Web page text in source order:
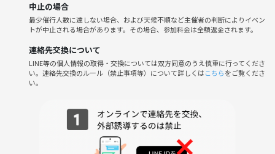
⚠️注意事項
・宗教、ネットワークビジネス、営業・勧誘目的での参加は固くお断り
しています。
・他のサークルを運営されているクリエイターの方はご参加いただけま
せん🙏
・安心して交流できるよう、他の参加者への迷惑行為はご遠慮くださ
中止の場合
最少催行人数に達しない場合、および天候不順など主催者の判断によりイベン
トが中止される場合があります。その場合、参加料金は全額返金されます。
連絡先交換について
LINE等の個人情報の取得・交換については双方同意のうえ慎重に行ってくださ
い。連絡先交換のルール（禁止事項等）について詳しくはこちらをご覧くださ
い。